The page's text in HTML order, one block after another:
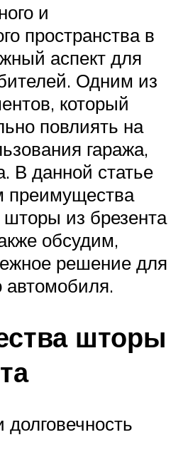
и
пространства в
аспект для
Одним из
который
повлиять на
гаража,
В данной статье
преимущества
из брезента
обсудим,
решение для
шторы
долговечность